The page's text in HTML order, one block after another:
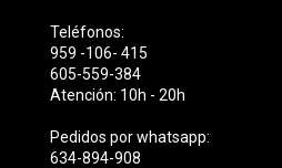
Teléfonos:
959 -106- 415
605-559-384
Atención: 10h - 20h
Pedidos por whatsapp:
634-894-908